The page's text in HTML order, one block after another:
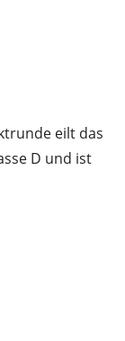
eilt das
D und ist